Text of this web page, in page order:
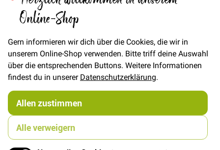
Online-Shop
Gern informieren wir dich über die Cookies, die wir in
unserem Online-Shop verwenden. Bitte triff deine Auswahl
über die entsprechenden Buttons. Weitere Informationen
findest du in unsererDatenschutzerklärung.
Allen zustimmen
Alle verweigern